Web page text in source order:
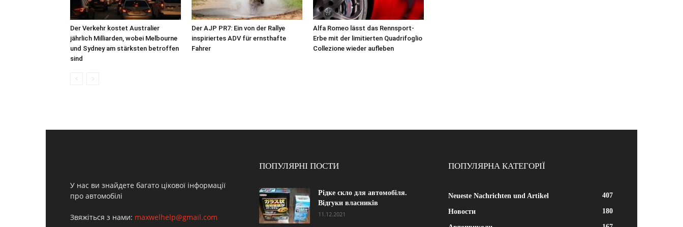
Der Verkehr kostet Australier
jährlich Milliarden, wobei Melbourne
und Sydney am stärksten betroffen
sind
Der AJP PR7: Ein von der Rallye
inspiriertes ADV für ernsthafte
Fahrer
Alfa Romeo lässt das Rennsport-
Erbe mit der limitierten Quadrifoglio
Collezione wieder aufleben
У нас ви знайдете багато цікової інформації
про автомобілі
Звяжіться з нами: maxwelhelp@gmail.com
ПОПУЛЯРНІ ПОСТИ
Рідке скло для автомобіля.
Відгуки власників
11.12.2021
ПОПУЛЯРНА КАТЕГОРІЇ
Neueste Nachrichten und Artikel 407
Новости 180